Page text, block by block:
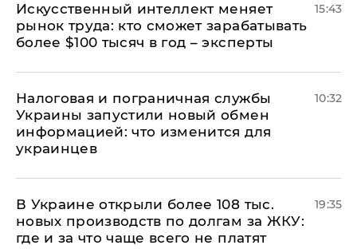
Искусственный интеллект меняет
рынок труда: кто сможет зарабатывать
более $100 тысяч в год – эксперты
15:43
Налоговая и пограничная службы
Украины запустили новый обмен
информацией: что изменится для
украинцев
10:32
В Украине открыли более 108 тыс.
новых производств по долгам за ЖКУ:
где и за что чаще всего не платят
19:35